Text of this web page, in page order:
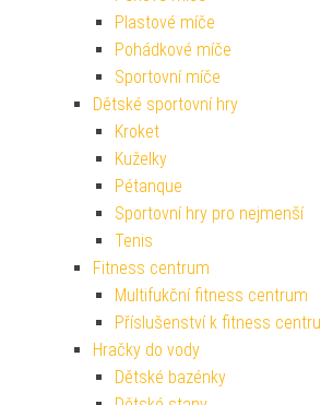
Plastové míče
Pohádkové míče
Sportovní míče
Dětské sportovní hry
Kroket
Kuželky
Pétanque
Sportovní hry pro nejmenší
Tenis
Fitness centrum
Multifukční fitness centrum
Příslušenství k fitness centru
Hračky do vody
Dětské bazénky